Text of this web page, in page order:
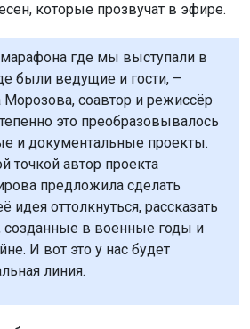
которые прозвучат в эфире.
где мы выступали в
были ведущие и гости, –
Морозова, соавтор и режиссёр
это преобразовывалось
и документальные проекты.
точкой автор проекта
предложила сделать
идея оттолкнуться, рассказать
созданные в военные годы и
И вот это у нас будет
линия.